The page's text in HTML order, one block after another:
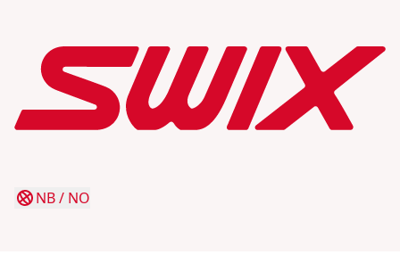
NB/ NO